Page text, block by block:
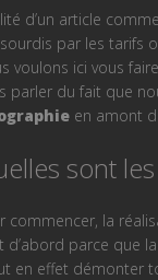
d’un article
par les tarifs
voulons ici vous
parler du fait que
en amont
sont
commencer, la
d’abord parce que
en effet démonter